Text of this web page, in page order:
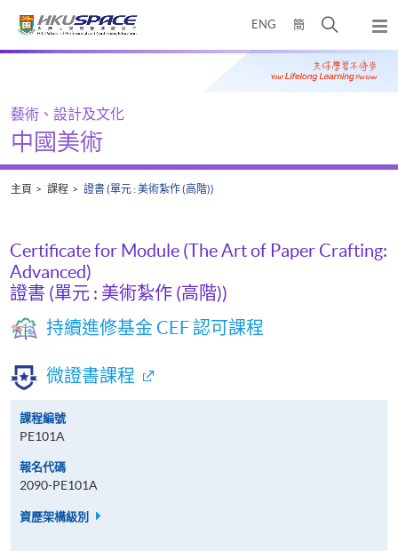
ENG 簡
開
搜
尋
彈
出
主
Main
藝術、設計及文化
中國美術
主頁 課程 證書 (單元 : 美術紮作 (高階))
Certificate for Module (The Art of Paper Crafting:
Advanced)
證書 (單元 : 美術紮作 (高階))
持續進修基金 CEF 認可課程
微證書課程
課程編號
PE101A
報名代碼
2090-PE101A
資歷架構級別